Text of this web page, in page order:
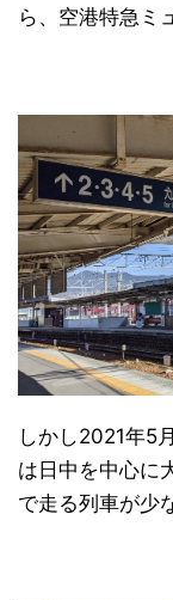
縦断 (10)
ら、空港特急ミ
しかし2021年5
は日中を中心に
で走る列車が少